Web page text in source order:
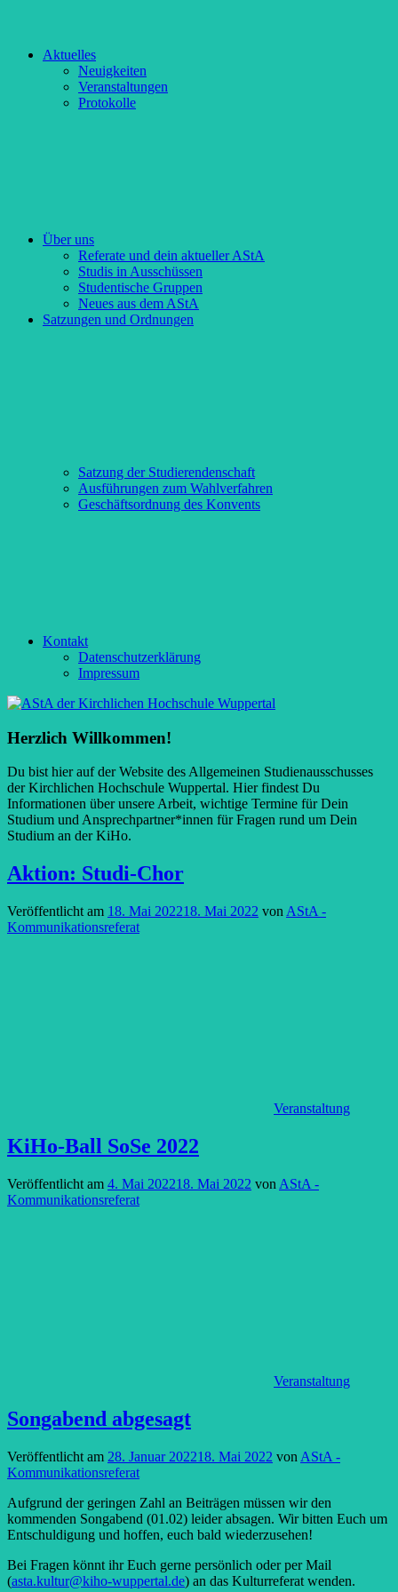
Aktuelles
Neuigkeiten
Veranstaltungen
Protokolle
Über uns
Referate und dein aktueller AStA
Studis in Ausschüssen
Studentische Gruppen
Neues aus dem AStA
Satzungen und Ordnungen
Satzung der Studierendenschaft
Ausführungen zum Wahlverfahren
Geschäftsordnung des Konvents
Kontakt
Datenschutzerklärung
Impressum
Herzlich Willkommen!
Du bist hier auf der Website des Allgemeinen Studienausschusses
der Kirchlichen Hochschule Wuppertal. Hier findest Du
Informationen über unsere Arbeit, wichtige Termine für Dein
Studium und Ansprechpartner*innen für Fragen rund um Dein
Studium an der KiHo.
Aktion: Studi-Chor
Veröffentlicht am 18. Mai 202218. Mai 2022 von AStA -
Kommunikationsreferat
Veranstaltung
KiHo-Ball SoSe 2022
Veröffentlicht am 4. Mai 202218. Mai 2022 von AStA -
Kommunikationsreferat
Veranstaltung
Songabend abgesagt
Veröffentlicht am 28. Januar 202218. Mai 2022 von AStA -
Kommunikationsreferat
Aufgrund der geringen Zahl an Beiträgen müssen wir den
kommenden Songabend (01.02) leider absagen. Wir bitten Euch um
Entschuldigung und hoffen, euch bald wiederzusehen!
Bei Fragen könnt ihr Euch gerne persönlich oder per Mail
(asta.kultur@kiho-wuppertal.de) an das Kulturreferat wenden.